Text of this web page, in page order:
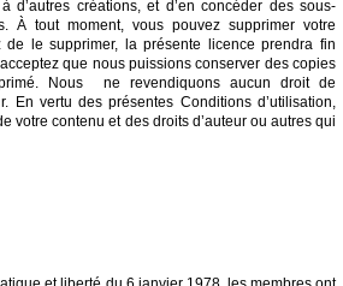
d’autres créations, et d’en concéder des sous-
À tout moment, vous pouvez supprimer votre
de le supprimer, la présente licence prendra fin
que nous puissions conserver des copies
Nous ne revendiquons aucun droit de
En vertu des présentes Conditions d’utilisation,
votre contenu et des droits d’auteur ou autres qui